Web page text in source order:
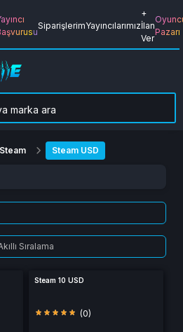
SiparişlerimYayıncılarımız
+
İlan
Ver
Pazarı
Steam Steam USD
Steam 10 USD
(0)